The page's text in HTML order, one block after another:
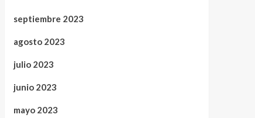
septiembre 2023
agosto 2023
julio 2023
junio 2023
mayo 2023